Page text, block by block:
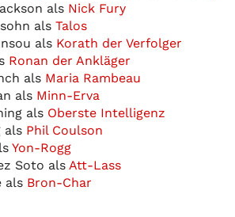
als Nick Fury
als Talos
als Korath der Verfolger
Ronan der Ankläger
als Maria Rambeau
als Minn-Erva
als Oberste Intelligenz
als Phil Coulson
Yon-Rogg
Soto als Att-Lass
als Bron-Char